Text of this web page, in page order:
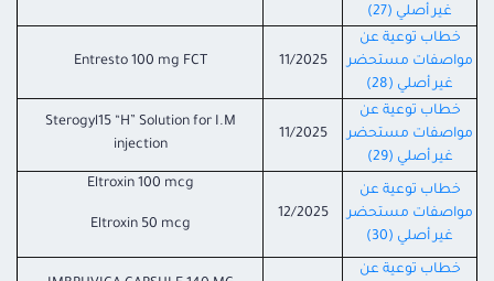
غير أصلي (27)
خطاب توعية عن
مواصفات مستحضر
غير أصلي (28)
11/2025
Entresto 100 mg FCT
خطاب توعية عن
مواصفات مستحضر
غير أصلي (29)
11/2025
Sterogyl15 “H” Solution for I.M
injection
خطاب توعية عن
مواصفات مستحضر
غير أصلي (30)
12/2025
Eltroxin 100 mcg
Eltroxin 50 mcg
خطاب توعية عن